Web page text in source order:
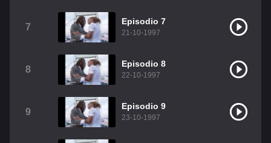
Christian Chavez
Dulce María
RBD Como Assistir Legendado
7
Episodio 7
21-10-1997
8
Episodio 8
22-10-1997
9
Episodio 9
23-10-1997